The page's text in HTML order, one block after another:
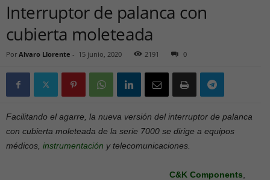
Interruptor de palanca con
cubierta moleteada
Por Alvaro Llorente - 15 junio, 2020 2191 0
Facilitando el agarre, la nueva versión del interruptor de palanca
con cubierta moleteada de la serie 7000 se dirige a equipos
médicos, instrumentación y telecomunicaciones.
C&K Components